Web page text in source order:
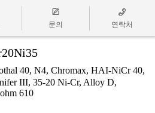

문의

연락처
40, N4, Chromax, HAI-NiCr 40,
III, 35-20 Ni-Cr, Alloy D,
610